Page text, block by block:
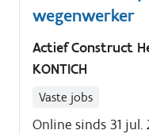
wegenwerker
Actief Construct
KONTICH
Vaste jobs
Online sinds 31 jul.